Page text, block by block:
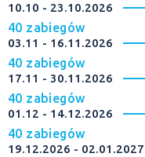
10.10 - 23.10.2026
40 zabiegów
03.11 - 16.11.2026
40 zabiegów
17.11 - 30.11.2026
40 zabiegów
01.12 - 14.12.2026
40 zabiegów
19.12.2026 - 02.01.2027